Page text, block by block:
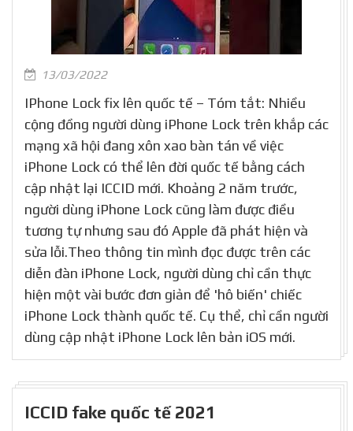
13/03/2022
IPhone Lock fix lên quốc tế – Tóm tắt: Nhiều
cộng đồng người dùng iPhone Lock trên khắp các
mạng xã hội đang xôn xao bàn tán về việc
iPhone Lock có thể lên đời quốc tế bằng cách
cập nhật lại ICCID mới. Khoảng 2 năm trước,
người dùng iPhone Lock cũng làm được điều
tương tự nhưng sau đó Apple đã phát hiện và
sửa lỗi.Theo thông tin mình đọc được trên các
diễn đàn iPhone Lock, người dùng chỉ cần thực
hiện một vài bước đơn giản để 'hô biến' chiếc
iPhone Lock thành quốc tế. Cụ thể, chỉ cần người
dùng cập nhật iPhone Lock lên bản iOS mới.
ICCID fake quốc tế 2021